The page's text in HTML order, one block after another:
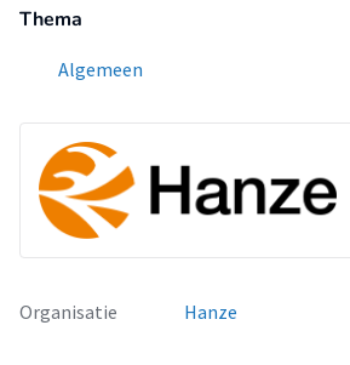
Thema
Algemeen
Organisatie Hanze